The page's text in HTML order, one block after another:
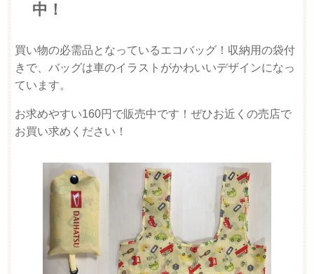
中！
買い物の必需品となっているエコバッグ！収納用の袋付
きで、バッグは車のイラストがかわいいデザインになっ
ています。
お求めやすい160円で販売中です！ぜひお近くの売店で
お買い求めください！